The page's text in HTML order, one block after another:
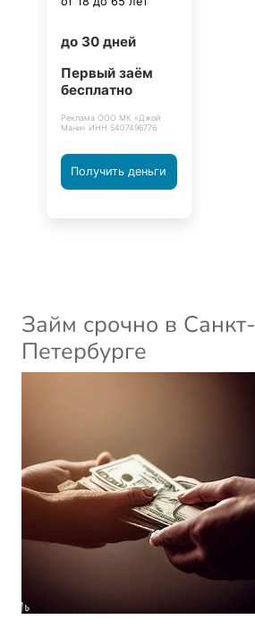
до 30 дней
Первый заём
бесплатно
Реклама ООО МК «Джой
Мани» ИНН 5407496776
Получить деньги
Займ срочно в Санкт-
Петербурге